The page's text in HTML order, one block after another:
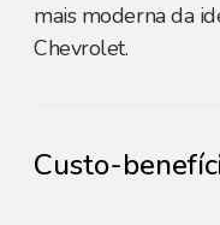
mais moderna da
Chevrolet.
Custo-